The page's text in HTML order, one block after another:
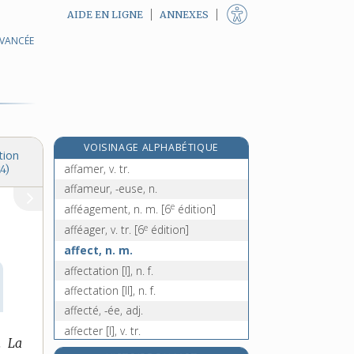
AIDE EN LIGNE ANNEXES
La
VOISINAGE ALPHABÉTIQUE
affamé, -ée, adj.
affamer, v. tr.
affameur, -euse, n.
afféagement, n. m. [6e édition]
afféager, v. tr. [6e édition]
affect, n. m.
affectation [I], n. f.
affectation [II], n. f.
affecté, -ée, adj.
affecter [I], v. tr.
affecter [II], v. tr.